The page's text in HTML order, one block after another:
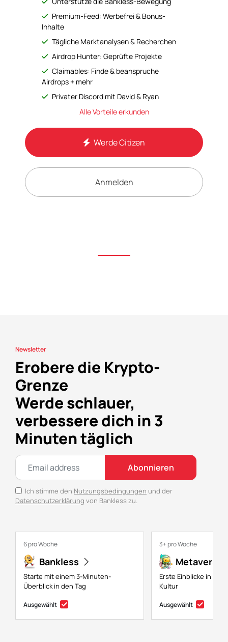
Premium-Feed: Werbefrei & Bonus-
Inhalte
Tägliche Marktanalysen & Recherchen
Airdrop Hunter: Geprüfte Projekte
Claimables: Finde & beanspruche
Airdrops + mehr
Privater Discord mit David & Ryan
Alle Vorteile erkunden
Werde Citizen
Anmelden
Newsletter
Erobere die Krypto-
Grenze
Werde schlauer,
verbessere dich in 3
Minuten täglich
Abonnieren
Ich stimme den Nutzungsbedingungen und der
Datenschutzerklärung von Bankless zu.
6 pro Woche
Bankless
Starte mit einem 3-Minuten-
Überblick in den Tag
Ausgewählt
3+ pro Woche
Metaversal
Erste Einblicke in
Kultur
Ausgewählt